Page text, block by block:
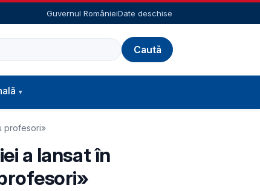
Guvernul RomânieiDate deschise
profesori»
a lansat în